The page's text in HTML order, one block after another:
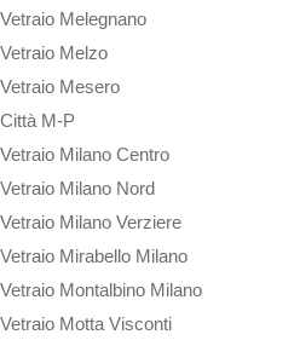
Vetraio Melegnano
Vetraio Melzo
Vetraio Mesero
Città M-P
Vetraio Milano Centro
Vetraio Milano Nord
Vetraio Milano Verziere
Vetraio Mirabello Milano
Vetraio Montalbino Milano
Vetraio Motta Visconti